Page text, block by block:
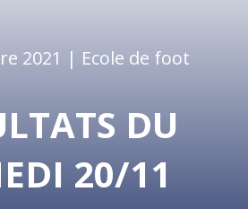
2021 | Ecole de foot
DU
20/11